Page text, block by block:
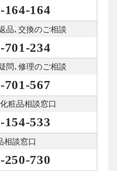
164-164
品､交換のご相談
701-234
問､修理のご相談
701-567
粧品相談窓口
154-533
相談窓口
250-730